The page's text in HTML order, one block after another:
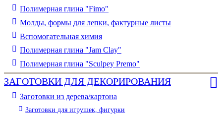
Полимерная глина "Fimo"
Молды, формы для лепки, фактурные листы
Вспомогательная химия
Полимерная глина "Jam Clay"
Полимерная глина "Sculpey Premo"
ЗАГОТОВКИ ДЛЯ ДЕКОРИРОВАНИЯ
Заготовки из дерева/картона
Заготовки для игрушек, фигурки